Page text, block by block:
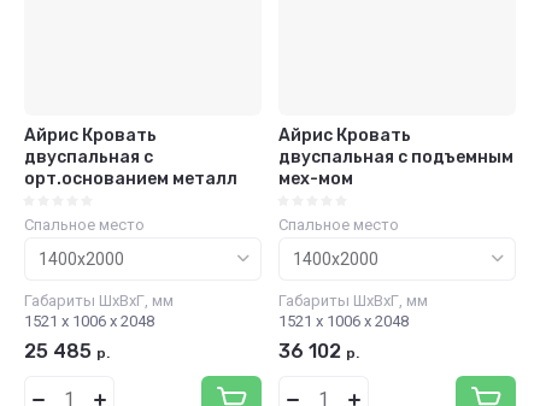
Айрис Кровать
двуспальная с
орт.основанием металл
Спальное место
Габариты ШхВхГ, мм
1521 х 1006 х 2048
25 485 р.
Айрис Кровать
двуспальная с подъемным
мех-мом
Спальное место
Габариты ШхВхГ, мм
1521 х 1006 х 2048
36 102 р.